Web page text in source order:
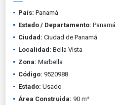
País: Panamá
Estado / Departamento: Panamá
Ciudad: Ciudad de Panamá
Localidad: Bella Vista
Zona: Marbella
Código: 9520988
Estado: Usado
Área Construida: 90 m²